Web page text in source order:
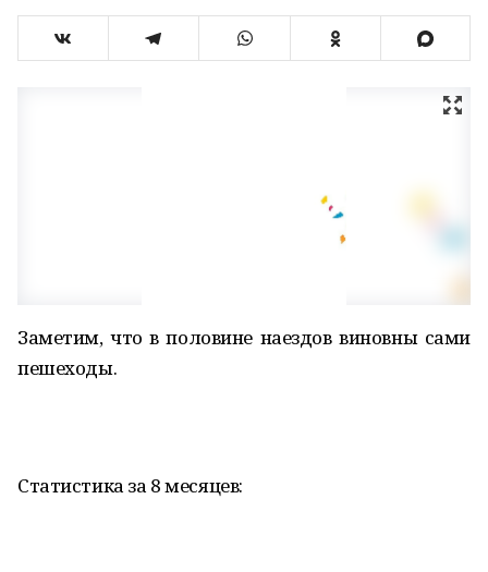
Заметим, что в половине наездов виновны сами
пешеходы.
Статистика за 8 месяцев: